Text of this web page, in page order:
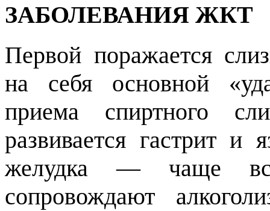
ЗАБОЛЕВАНИЯ ЖКТ
Первой поражается
на себя основной
приема спиртного
развивается гастрит и
желудка — чаще
сопровождают